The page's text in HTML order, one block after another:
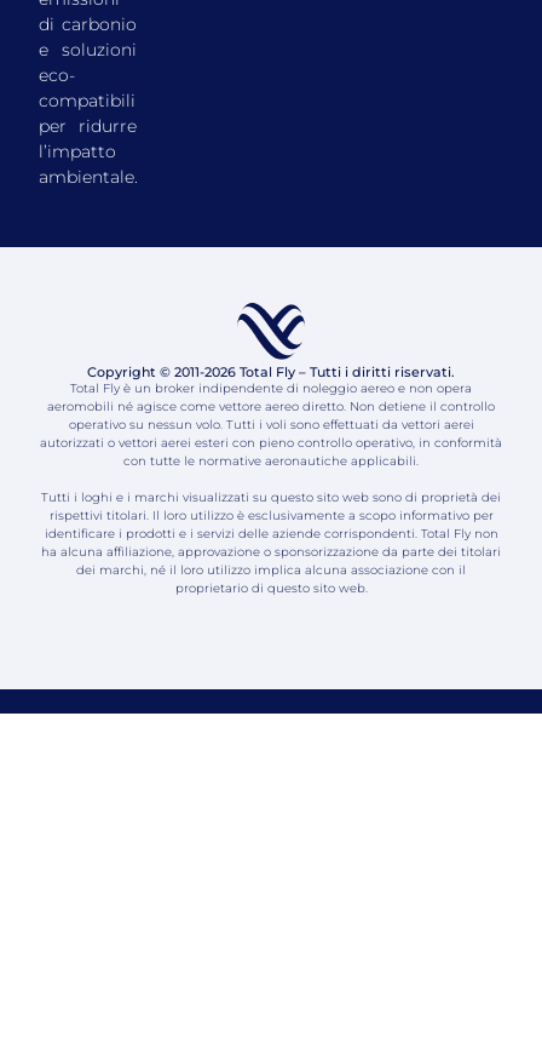
di carbonio
e soluzioni
eco-
compatibili
per ridurre
l’impatto
ambientale.
Copyright © 2011-2026 Total Fly – Tutti i diritti riservati.
Total Fly è un broker indipendente di noleggio aereo e non opera
aeromobili né agisce come vettore aereo diretto. Non detiene il controllo
operativo su nessun volo. Tutti i voli sono effettuati da vettori aerei
autorizzati o vettori aerei esteri con pieno controllo operativo, in conformità
con tutte le normative aeronautiche applicabili.
Tutti i loghi e i marchi visualizzati su questo sito web sono di proprietà dei
rispettivi titolari. Il loro utilizzo è esclusivamente a scopo informativo per
identificare i prodotti e i servizi delle aziende corrispondenti. Total Fly non
ha alcuna affiliazione, approvazione o sponsorizzazione da parte dei titolari
dei marchi, né il loro utilizzo implica alcuna associazione con il
proprietario di questo sito web.